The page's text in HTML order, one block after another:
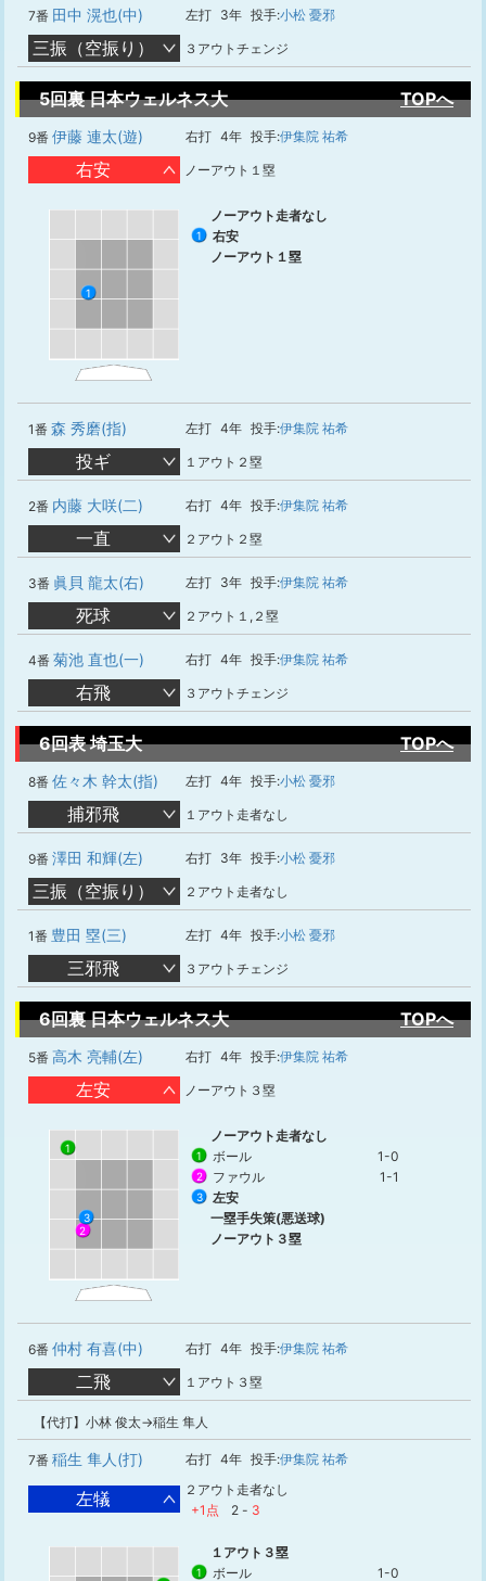
7番 田中 滉也(中) 左打 3年 投手:小松 憂邪
三振（空振り） ３アウトチェンジ
5回裏 日本ウェルネス大 TOPへ
9番 伊藤 連太(遊) 右打 4年 投手:伊集院 祐希
右安 ノーアウト１塁
1
ノーアウト走者なし
1
右安
ノーアウト１塁
1番 森 秀磨(指) 左打 4年 投手:伊集院 祐希
投ギ １アウト２塁
2番 内藤 大咲(二) 右打 4年 投手:伊集院 祐希
一直 ２アウト２塁
3番 眞貝 龍太(右) 左打 3年 投手:伊集院 祐希
死球 ２アウト１,２塁
4番 菊池 直也(一) 右打 4年 投手:伊集院 祐希
右飛 ３アウトチェンジ
6回表 埼玉大 TOPへ
8番 佐々木 幹太(指) 左打 4年 投手:小松 憂邪
捕邪飛 １アウト走者なし
9番 澤田 和輝(左) 右打 3年 投手:小松 憂邪
三振（空振り） ２アウト走者なし
1番 豊田 塁(三) 左打 4年 投手:小松 憂邪
三邪飛 ３アウトチェンジ
6回裏 日本ウェルネス大 TOPへ
5番 高木 亮輔(左) 右打 4年 投手:伊集院 祐希
左安 ノーアウト３塁
1
2
3
ノーアウト走者なし
1 ボール 1-0
2 ファウル 1-1
3
左安
一塁手失策(悪送球)
ノーアウト３塁
6番 仲村 有喜(中) 右打 4年 投手:伊集院 祐希
二飛 １アウト３塁
【代打】小林 俊太→稲生 隼人
7番 稲生 隼人(打) 右打 4年 投手:伊集院 祐希
左犠
２アウト走者なし
+1点
2 - 3
１アウト３塁
1 ボール 1-0